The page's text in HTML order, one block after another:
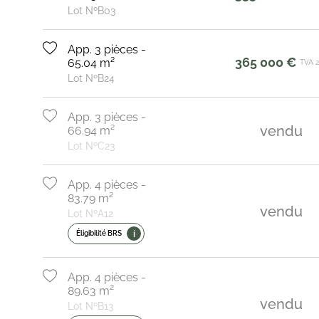
Lot NºB03
App. 3 pièces -
65.04 m²
Lot NºB24
365 000 € TVA
App. 3 pièces -
66.94 m²
Lot NºC23
vendu
App. 4 pièces -
83.79 m²
Lot NºA12
Éligibilité BRS i
vendu
App. 4 pièces -
89.63 m²
Lot NºB13 vendu